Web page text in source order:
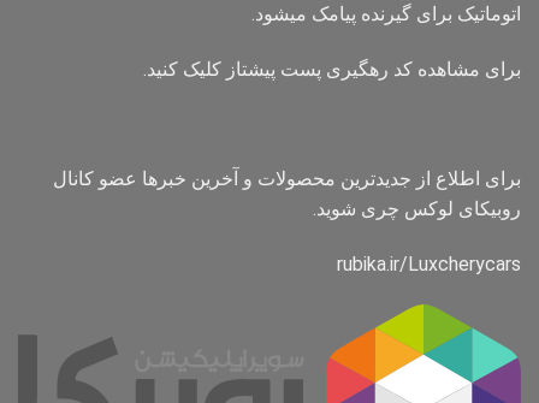
اتوماتیک برای گیرنده پیامک میشود.
برای مشاهده کد رهگیری پست پیشتاز کلیک کنید.
برای اطلاع از جدیدترین محصولات و آخرین خبرها عضو کانال
روبیکای لوکس چری شوید.
rubika.ir/Luxcherycars